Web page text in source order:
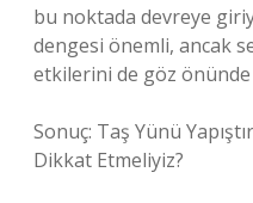
bu noktada devreye
dengesi önemli, ancak
etkilerini de göz
Sonuç: Taş Yünü
Dikkat Etmeliyiz?